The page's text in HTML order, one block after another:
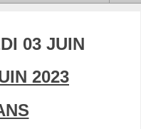
03 JUIN
2023